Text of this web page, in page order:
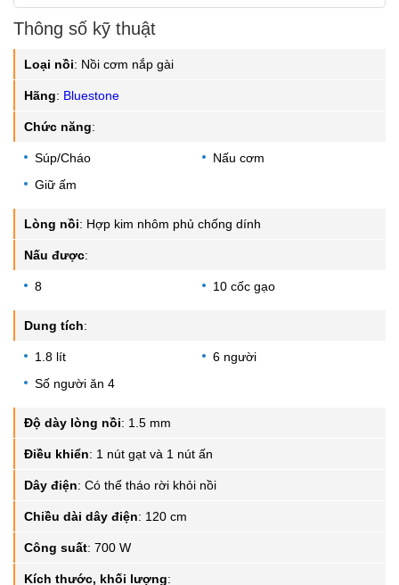
Thông số kỹ thuật
Loại nồi: Nồi cơm nắp gài
Hãng: Bluestone
Chức năng:
Súp/Cháo
Nấu cơm
Giữ ấm
Lòng nồi: Hợp kim nhôm phủ chống dính
Nấu được:
8 10 cốc gạo
Dung tích:
1.8 lít
6 người
Số người ăn 4
Độ dày lòng nồi: 1.5 mm
Điều khiển: 1 nút gạt và 1 nút ấn
Dây điện: Có thể tháo rời khỏi nồi
Chiều dài dây điện: 120 cm
Công suất: 700 W
Kích thước, khối lượng: